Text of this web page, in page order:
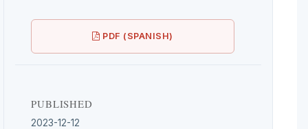
PDF (SPANISH)
PUBLISHED
2023-12-12